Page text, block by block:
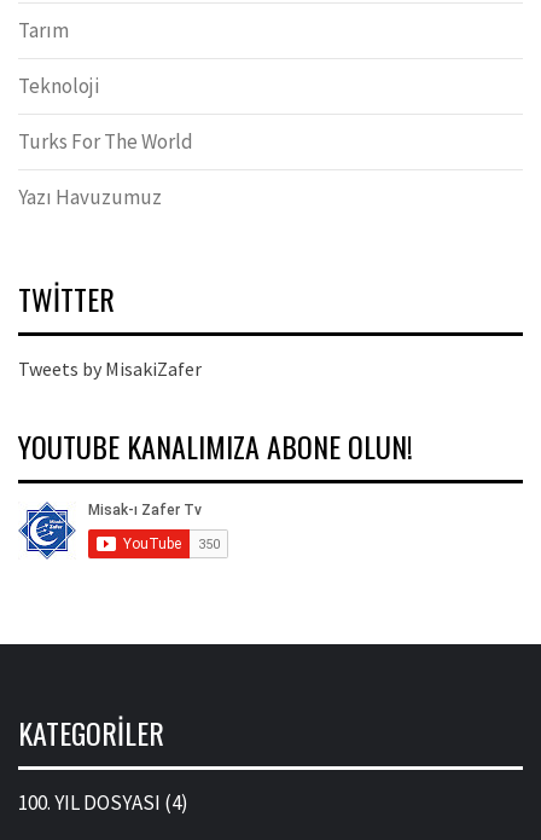
Tarım
Teknoloji
Turks For The World
Yazı Havuzumuz
TWITTER
Tweets by MisakiZafer
YOUTUBE KANALIMIZA ABONE OLUN!
KATEGORILER
100. YIL DOSYASI (4)